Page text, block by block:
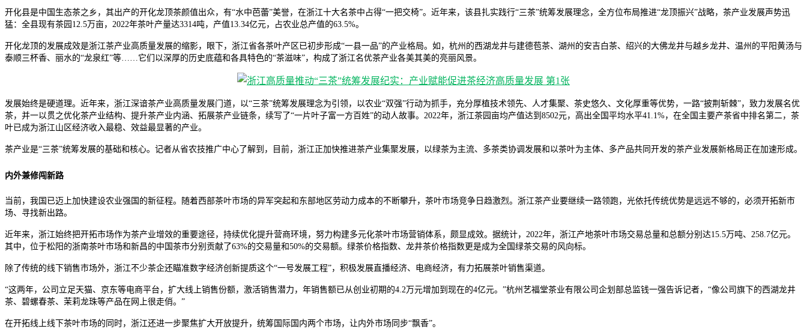
开化县是中国生态茶之乡，其出产的开化龙顶茶颜值出众，有“水中芭蕾”美誉，在浙江十大名茶中占得“一把交椅”。近年来，该县扎实践行“三茶”统筹发展理念，全方位布局推进“龙顶振兴”战略，茶产业发展声势迅
猛：全县现有茶园12.5万亩，2022年茶叶产量达3314吨，产值13.34亿元，占农业总产值的63.5%。
开化龙顶的发展成效是浙江茶产业高质量发展的缩影，眼下，浙江省各茶叶产区已初步形成“一县一品”的产业格局。如，杭州的西湖龙井与建德苞茶、湖州的安吉白茶、绍兴的大佛龙井与越乡龙井、温州的平阳黄汤与
泰顺三杯香、丽水的“龙泉红”等……它们以深厚的历史底蕴和各具特色的“茶滋味”，构成了浙江名优茶产业各美其美的亮丽风景。
发展始终是硬道理。近年来，浙江深谙茶产业高质量发展门道，以“三茶”统筹发展理念为引领，以农业“双强”行动为抓手，充分厚植技术领先、人才集聚、茶史悠久、文化厚重等优势，一路“披荆斩棘”，致力发展名优
茶，并一以贯之优化茶产业结构、提升茶产业内涵、拓展茶产业链条，续写了“一片叶子富一方百姓”的动人故事。2022年，浙江茶园亩均产值达到8502元，高出全国平均水平41.1%，在全国主要产茶省中排名第二，茶
叶已成为浙江山区经济收入最稳、效益最显著的产业。
茶产业是“三茶”统筹发展的基础和核心。记者从省农技推广中心了解到，目前，浙江正加快推进茶产业集聚发展，以绿茶为主流、多茶类协调发展和以茶叶为主体、多产品共同开发的茶产业发展新格局正在加速形成。
内外兼修闯新路
当前，我国已迈上加快建设农业强国的新征程。随着西部茶叶市场的异军突起和东部地区劳动力成本的不断攀升，茶叶市场竞争日趋激烈。浙江茶产业要继续一路领跑，光依托传统优势是远远不够的，必须开拓新市
场、寻找新出路。
近年来，浙江始终把开拓市场作为茶产业增效的重要途径，持续优化提升营商环境，努力构建多元化茶叶市场营销体系，颇显成效。据统计，2022年，浙江产地茶叶市场交易总量和总额分别达15.5万吨、258.7亿元。
其中，位于松阳的浙南茶叶市场和新昌的中国茶市分别贡献了63%的交易量和50%的交易额。绿茶价格指数、龙井茶价格指数更是成为全国绿茶交易的风向标。
除了传统的线下销售市场外，浙江不少茶企还瞄准数字经济创新提质这个“一号发展工程”，积极发展直播经济、电商经济，有力拓展茶叶销售渠道。
“这两年，公司立足天猫、京东等电商平台，扩大线上销售份额，激活销售潜力，年销售额已从创业初期的4.2万元增加到现在的4亿元。”杭州艺福堂茶业有限公司企划部总监钱一强告诉记者，“像公司旗下的西湖龙井
茶、碧螺春茶、茉莉龙珠等产品在网上很走俏。”
在开拓线上线下茶叶市场的同时，浙江还进一步聚焦扩大开放提升，统筹国际国内两个市场，让内外市场同步“飘香”。